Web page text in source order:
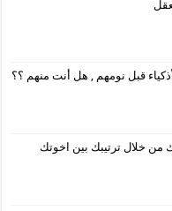
قبل نومهم , هل أنت منهم ؟؟
خلال ترتيبك بين اخوتك